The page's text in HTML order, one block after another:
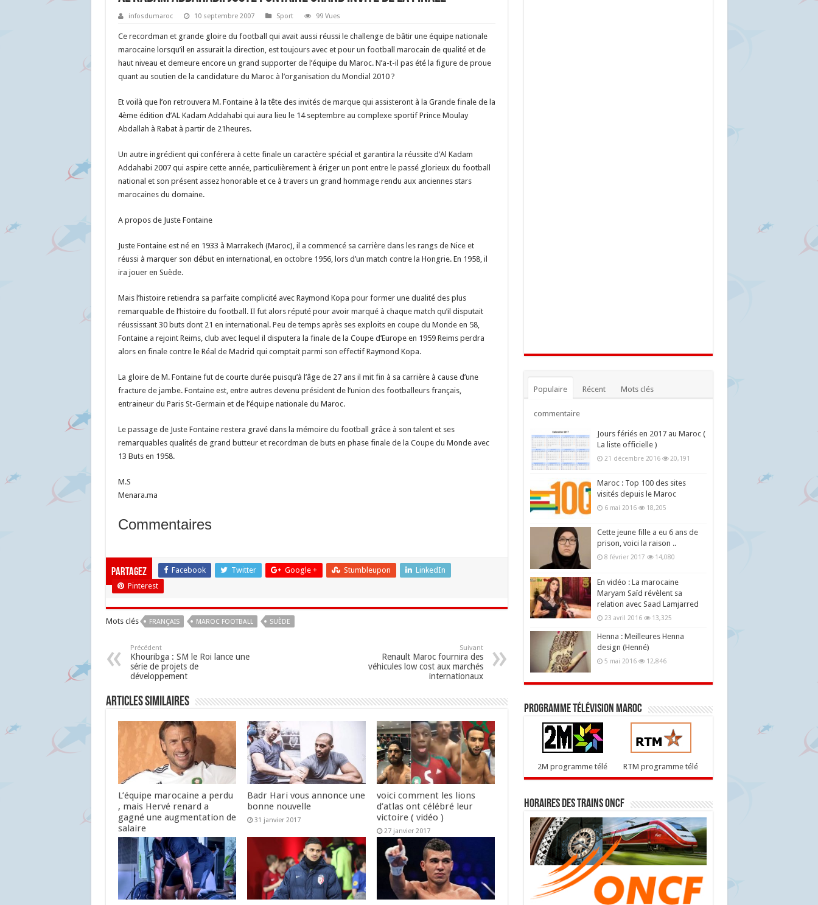
infosdumaroc 10 septembre 2007 Sport 99 Vues
Ce recordman et grande gloire du football qui avait aussi réussi le challenge de bâtir une équipe nationale
marocaine lorsqu’il en assurait la direction, est toujours avec et pour un football marocain de qualité et de
haut niveau et demeure encore un grand supporter de l’équipe du Maroc. N’a-t-il pas été la figure de proue
quant au soutien de la candidature du Maroc à l’organisation du Mondial 2010 ?
Et voilà que l’on retrouvera M. Fontaine à la tête des invités de marque qui assisteront à la Grande finale de la
4ème édition d’AL Kadam Addahabi qui aura lieu le 14 septembre au complexe sportif Prince Moulay
Abdallah à Rabat à partir de 21heures.
Un autre ingrédient qui conférera à cette finale un caractère spécial et garantira la réussite d’Al Kadam
Addahabi 2007 qui aspire cette année, particulièrement à ériger un pont entre le passé glorieux du football
national et son présent assez honorable et ce à travers un grand hommage rendu aux anciennes stars
marocaines du domaine.
A propos de Juste Fontaine
Juste Fontaine est né en 1933 à Marrakech (Maroc), il a commencé sa carrière dans les rangs de Nice et
réussi à marquer son début en international, en octobre 1956, lors d’un match contre la Hongrie. En 1958, il
ira jouer en Suède.
Mais l’histoire retiendra sa parfaite complicité avec Raymond Kopa pour former une dualité des plus
remarquable de l’histoire du football. Il fut alors réputé pour avoir marqué à chaque match qu’il disputait
réussissant 30 buts dont 21 en international. Peu de temps après ses exploits en coupe du Monde en 58,
Fontaine a rejoint Reims, club avec lequel il disputera la finale de la Coupe d’Europe en 1959 Reims perdra
alors en finale contre le Réal de Madrid qui comptait parmi son effectif Raymond Kopa.
La gloire de M. Fontaine fut de courte durée puisqu’à l’âge de 27 ans il mit fin à sa carrière à cause d’une
fracture de jambe. Fontaine est, entre autres devenu président de l’union des footballeurs français,
entraineur du Paris St-Germain et de l’équipe nationale du Maroc.
Le passage de Juste Fontaine restera gravé dans la mémoire du football grâce à son talent et ses
remarquables qualités de grand butteur et recordman de buts en phase finale de la Coupe du Monde avec
13 Buts en 1958.
M.S
Menara.ma
Commentaires
Partagez Facebook Twitter Google + Stumbleupon
LinkedIn
Pinterest
Mots clés FRANÇAIS MAROC FOOTBALL SUÈDE
Précédent
Khouribga : SM le Roi lance une
série de projets de
développement
Suivant
Renault Maroc fournira des
véhicules low cost aux marchés
internationaux
Articles similaires
L’équipe marocaine a perdu
, mais Hervé renard a
gagné une augmentation de
salaire
5 février 2017
Badr Hari vous annonce une
bonne nouvelle
31 janvier 2017
voici comment les lions
d’atlas ont célébré leur
victoire ( vidéo )
27 janvier 2017
Populaire Récent Mots clés
commentaire
Jours fériés en 2017 au Maroc (
La liste officielle )
21 décembre 2016 20,191
Maroc : Top 100 des sites
visités depuis le Maroc
6 mai 2016 18,205
Cette jeune fille a eu 6 ans de
prison, voici la raison ..
8 février 2017 14,080
En vidéo : La marocaine
Maryam Saïd révèlent sa
relation avec Saad Lamjarred
23 avril 2016 13,325
Henna : Meilleures Henna
design (Henné)
5 mai 2016 12,846
Programme télévision maroc
2M programme télé RTM programme télé
Horaires des trains ONCF